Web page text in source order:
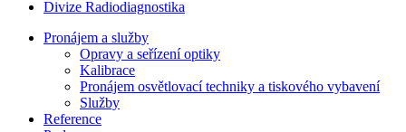
Divize Radiodiagnostika
Pronájem a služby
Opravy a seřízení optiky
Kalibrace
Pronájem osvětlovací techniky a tiskového vybavení
Služby
Reference